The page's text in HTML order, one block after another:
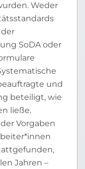
Weder
SoDA oder
und
beteiligt, wie
ließe.
Vorgaben
Jahren –